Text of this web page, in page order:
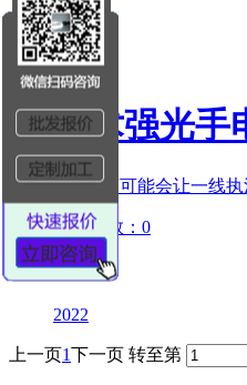
09-28
2023
战术强光手
D手电筒可能会让一线
点击次数：0
12-09
2022
上一页1下一页 转至第